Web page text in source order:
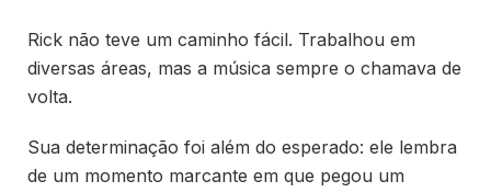
Rick não teve um caminho fácil. Trabalhou em
diversas áreas, mas a música sempre o chamava de
volta.
Sua determinação foi além do esperado: ele lembra
de um momento marcante em que pegou um